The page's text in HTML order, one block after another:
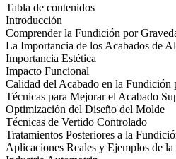
Tabla de contenidos
Introducción
Comprender la Fundición por
La Importancia de los Acabados de
Importancia Estética
Impacto Funcional
Calidad del Acabado en la Fundición
Técnicas para Mejorar el Acabado
Optimización del Diseño del Molde
Técnicas de Vertido Controlado
Tratamientos Posteriores a la
Aplicaciones Reales y Ejemplos de la